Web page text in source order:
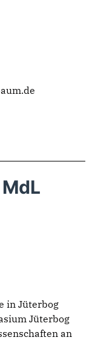
in Jüterbog
Jüterbog
an